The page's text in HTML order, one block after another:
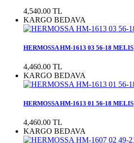
4,540.00 TL
KARGO BEDAVA
HERMOSSA HM-1613 03 56-18 MELIS
4,460.00 TL
KARGO BEDAVA
HERMOSSA HM-1613 01 56-18 MELIS
4,460.00 TL
KARGO BEDAVA